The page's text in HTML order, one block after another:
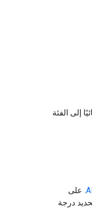
إلى الفئة
. على
درجة